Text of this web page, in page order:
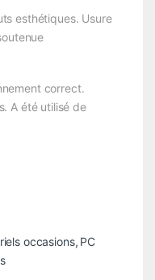
esthétiques. Usure
correct.
A été utilisé de
occasions, PC